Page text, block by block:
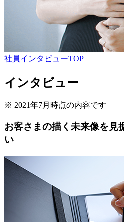
社員インタビューTOP
インタビュー
※ 2021年7月時点の内容です
お客さまの描く未来像を見
い